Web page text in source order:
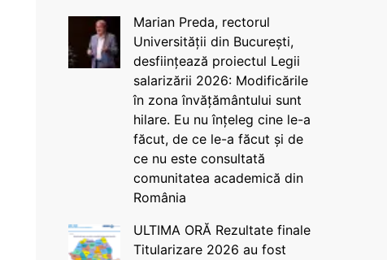
Marian Preda, rectorul
Universității din București,
desființează proiectul Legii
salarizării 2026: Modificările
în zona învățământului sunt
hilare. Eu nu înțeleg cine le-a
făcut, de ce le-a făcut și de
ce nu este consultată
comunitatea academică din
România
ULTIMA ORĂ Rezultate finale
Titularizare 2026 au fost